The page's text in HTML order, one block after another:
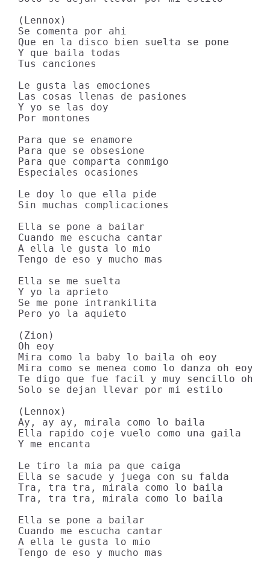
(Lennox)
Se comenta por ahi
Que en la disco bien suelta se pone
Y que baila todas
Tus canciones
Le gusta las emociones
Las cosas llenas de pasiones
Y yo se las doy
Por montones
Para que se enamore
Para que se obsesione
Para que comparta conmigo
Especiales ocasiones
Le doy lo que ella pide
Sin muchas complicaciones
Ella se pone a bailar
Cuando me escucha cantar
A ella le gusta lo mio
Tengo de eso y mucho mas
Ella se me suelta
Y yo la aprieto
Se me pone intrankilita
Pero yo la aquieto
(Zion)
Oh eoy
Mira como la baby lo baila oh eoy
Mira como se menea como lo danza oh eoy
Te digo que fue facil y muy sencillo oh
Solo se dejan llevar por mi estilo
(Lennox)
Ay, ay ay, mirala como lo baila
Ella rapido coje vuelo como una gaila
Y me encanta
Le tiro la mia pa que caiga
Ella se sacude y juega con su falda
Tra, tra tra, mirala como lo baila
Tra, tra tra, mirala como lo baila
Ella se pone a bailar
Cuando me escucha cantar
A ella le gusta lo mio
Tengo de eso y mucho mas